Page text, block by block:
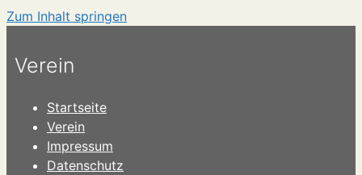
Zum Inhalt springen
Verein
Startseite
Verein
Impressum
Datenschutz